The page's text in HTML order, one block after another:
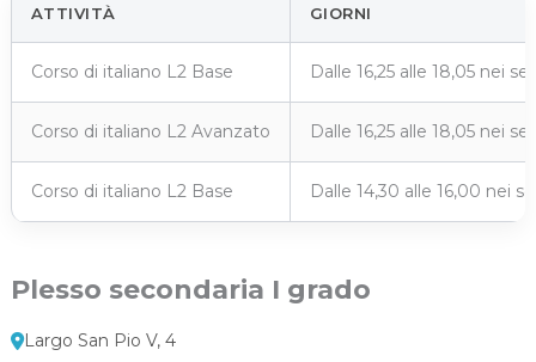
ATTIVITÀ GIORNI
Corso di italiano L2 Base Dalle 16,25 alle 18,05 nei
Corso di italiano L2 Avanzato Dalle 16,25 alle 18,05 nei
Corso di italiano L2 Base Dalle 14,30 alle 16,00 nei
Plesso secondaria I grado
Largo San Pio V, 4